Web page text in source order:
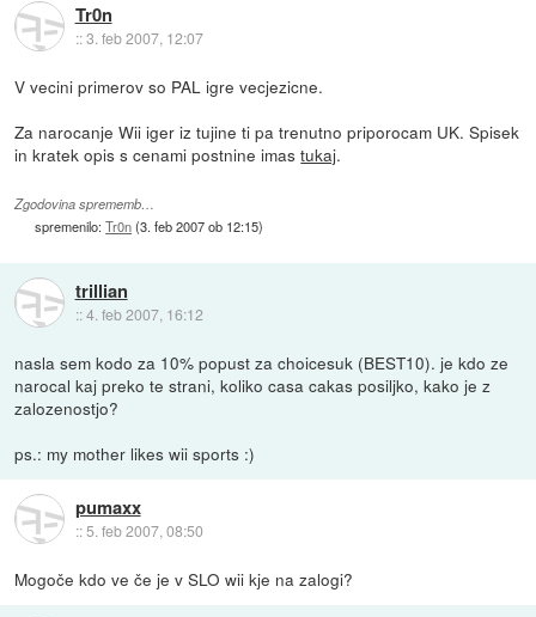
Tr0n
::3. feb 2007, 12:07
V vecini primerov so PAL igre vecjezicne.
Za narocanje Wii iger iz tujine ti pa trenutno priporocam UK. Spisek
in kratek opis s cenami postnine imastukaj.
Zgodovina sprememb…
spremenilo:Tr0n(3. feb 2007 ob 12:15)
trillian
::4. feb 2007, 16:12
nasla sem kodo za 10% popust za choicesuk (BEST10). je kdo ze
narocal kaj preko te strani, koliko casa cakas posiljko, kako je z
zalozenostjo?
ps.: my mother likes wii sports :)
pumaxx
::5. feb 2007, 08:50
Mogoče kdo ve če je v SLO wii kje na zalogi?